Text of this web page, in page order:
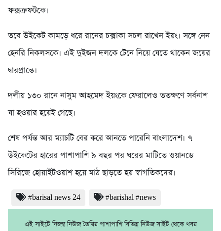
ফক্সক্রফটকে।
তবে উইকেট কামড়ে ধরে রানের চক্সাকা সচল রাখেন ইয়ং। সঙ্গে নেন
হেনরি নিকলসকে। এই দুইজন দলকে টেনে নিয়ে যেতে থাকেন জয়ের
দ্বারপ্রান্তে।
দলীয় ১৩০ রানে নাসুম আহমেদ ইয়ংকে ফেরালেও ততক্ষণে সর্বনাশ
যা হওয়ার হয়েই গেছে।
শেষ পর্যন্ত আর ম্যাচটি বের করে আনতে পারেনি বাংলাদেশ। ৭
উইকেটের হারের পাশাপাশি ৯ বছর পর ঘরের মাটিতে ওয়ানডে
সিরিজে হোয়াইটওয়াশ হয়ে মাঠ ছাড়তে হয় স্বাগতিকদের।
#barisal news 24 #barishal #news
এই সাইটে নিজম্ব নিউজ তৈরির পাশাপাশি বিভিন্ন নিউজ সাইট থেকে খবর